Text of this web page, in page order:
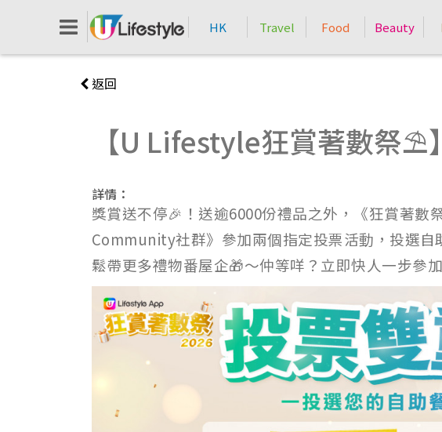
HK Travel Food Beauty
返回
【U Lifestyle狂賞著數祭
詳情：
獎賞送不停🎉！送逾6000份禮品之外，《狂賞著
Community社群》參加兩個指定投票活動，投選
鬆帶更多禮物番屋企🎁～仲等咩？立即快人一步參加